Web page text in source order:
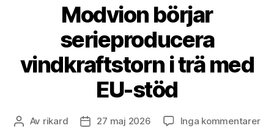
Modvion börjar
serieproducera
vindkraftstorn i trä med
EU-stöd
Inläggsförfattare
Av rikard Inläggsdatum
27 maj 2026 Inga kommentarertill